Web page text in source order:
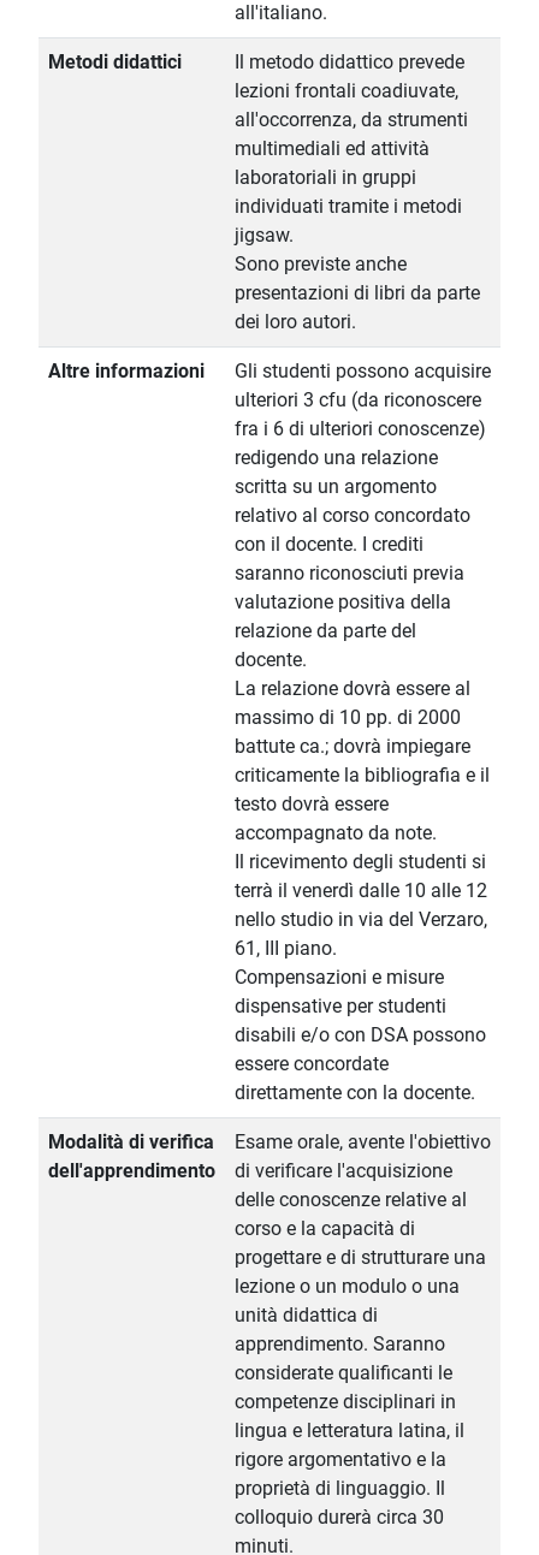
all'italiano.
Metodi didattici
Il metodo didattico prevede
lezioni frontali coadiuvate,
all'occorrenza, da strumenti
multimediali ed attività
laboratoriali in gruppi
individuati tramite i metodi
jigsaw.
Sono previste anche
presentazioni di libri da parte
dei loro autori.
Altre informazioni
Gli studenti possono acquisire
ulteriori 3 cfu (da riconoscere
fra i 6 di ulteriori conoscenze)
redigendo una relazione
scritta su un argomento
relativo al corso concordato
con il docente. I crediti
saranno riconosciuti previa
valutazione positiva della
relazione da parte del
docente.
La relazione dovrà essere al
massimo di 10 pp. di 2000
battute ca.; dovrà impiegare
criticamente la bibliografia e il
testo dovrà essere
accompagnato da note.
Il ricevimento degli studenti si
terrà il venerdì dalle 10 alle 12
nello studio in via del Verzaro,
61, III piano.
Compensazioni e misure
dispensative per studenti
disabili e/o con DSA possono
essere concordate
direttamente con la docente.
Modalità di verifica
dell'apprendimento
Esame orale, avente l'obiettivo
di verificare l'acquisizione
delle conoscenze relative al
corso e la capacità di
progettare e di strutturare una
lezione o un modulo o una
unità didattica di
apprendimento. Saranno
considerate qualificanti le
competenze disciplinari in
lingua e letteratura latina, il
rigore argomentativo e la
proprietà di linguaggio. Il
colloquio durerà circa 30
minuti.